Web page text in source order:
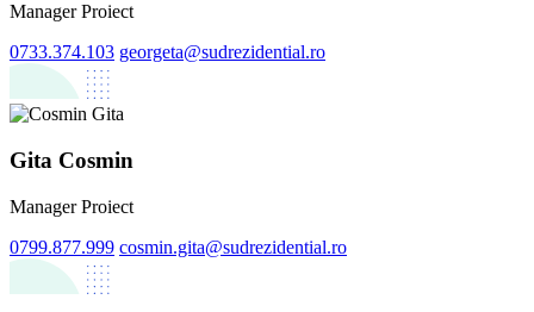
Manager Proiect
0733.374.103 georgeta@sudrezidential.ro
Gita Cosmin
Manager Proiect
0799.877.999 cosmin.gita@sudrezidential.ro